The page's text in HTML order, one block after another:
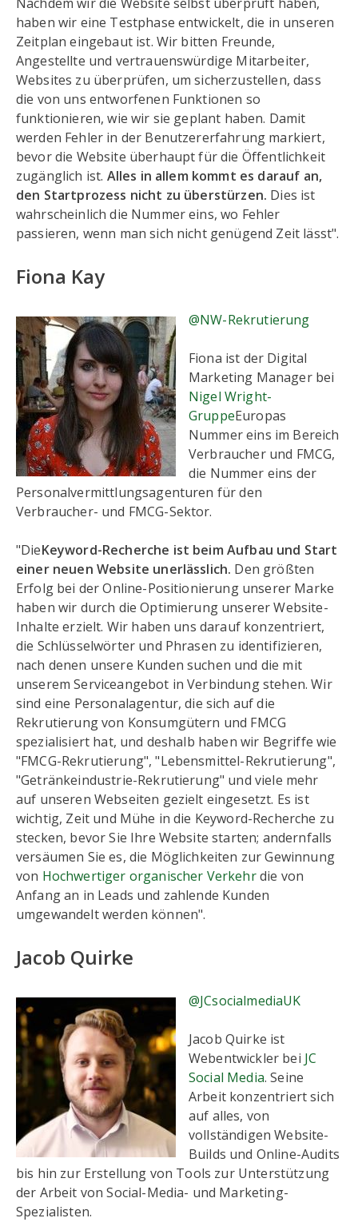
haben wir eine Testphase entwickelt, die in unseren
Zeitplan eingebaut ist. Wir bitten Freunde,
Angestellte und vertrauenswürdige Mitarbeiter,
Websites zu überprüfen, um sicherzustellen, dass
die von uns entworfenen Funktionen so
funktionieren, wie wir sie geplant haben. Damit
werden Fehler in der Benutzererfahrung markiert,
bevor die Website überhaupt für die Öffentlichkeit
zugänglich ist. Alles in allem kommt es darauf an,
den Startprozess nicht zu überstürzen. Dies ist
wahrscheinlich die Nummer eins, wo Fehler
passieren, wenn man sich nicht genügend Zeit lässt".
Fiona Kay
@NW-Rekrutierung
Fiona ist der Digital
Marketing Manager bei
Nigel Wright-
GruppeEuropas
Nummer eins im Bereich
Verbraucher und FMCG,
die Nummer eins der
Personalvermittlungsagenturen für den
Verbraucher- und FMCG-Sektor.
"DieKeyword-Recherche ist beim Aufbau und Start
einer neuen Website unerlässlich. Den größten
Erfolg bei der Online-Positionierung unserer Marke
haben wir durch die Optimierung unserer Website-
Inhalte erzielt. Wir haben uns darauf konzentriert,
die Schlüsselwörter und Phrasen zu identifizieren,
nach denen unsere Kunden suchen und die mit
unserem Serviceangebot in Verbindung stehen. Wir
sind eine Personalagentur, die sich auf die
Rekrutierung von Konsumgütern und FMCG
spezialisiert hat, und deshalb haben wir Begriffe wie
"FMCG-Rekrutierung", "Lebensmittel-Rekrutierung",
"Getränkeindustrie-Rekrutierung" und viele mehr
auf unseren Webseiten gezielt eingesetzt. Es ist
wichtig, Zeit und Mühe in die Keyword-Recherche zu
stecken, bevor Sie Ihre Website starten; andernfalls
versäumen Sie es, die Möglichkeiten zur Gewinnung
von Hochwertiger organischer Verkehrdie von
Anfang an in Leads und zahlende Kunden
umgewandelt werden können".
Jacob Quirke
@JCsocialmediaUK
Jacob Quirke ist
Webentwickler bei JC
Social Media. Seine
Arbeit konzentriert sich
auf alles, von
vollständigen Website-
Builds und Online-Audits
bis hin zur Erstellung von Tools zur Unterstützung
der Arbeit von Social-Media- und Marketing-
Spezialisten.